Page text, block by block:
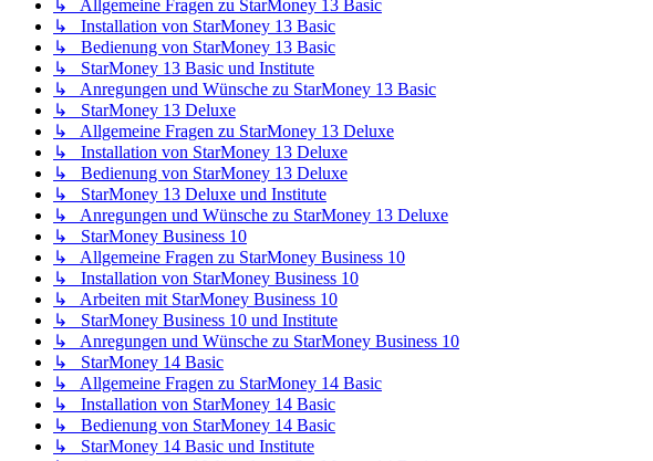
↳ Allgemeine Fragen zu StarMoney 13 Basic
↳ Installation von StarMoney 13 Basic
↳ Bedienung von StarMoney 13 Basic
↳ StarMoney 13 Basic und Institute
↳ Anregungen und Wünsche zu StarMoney 13 Basic
↳ StarMoney 13 Deluxe
↳ Allgemeine Fragen zu StarMoney 13 Deluxe
↳ Installation von StarMoney 13 Deluxe
↳ Bedienung von StarMoney 13 Deluxe
↳ StarMoney 13 Deluxe und Institute
↳ Anregungen und Wünsche zu StarMoney 13 Deluxe
↳ StarMoney Business 10
↳ Allgemeine Fragen zu StarMoney Business 10
↳ Installation von StarMoney Business 10
↳ Arbeiten mit StarMoney Business 10
↳ StarMoney Business 10 und Institute
↳ Anregungen und Wünsche zu StarMoney Business 10
↳ StarMoney 14 Basic
↳ Allgemeine Fragen zu StarMoney 14 Basic
↳ Installation von StarMoney 14 Basic
↳ Bedienung von StarMoney 14 Basic
↳ StarMoney 14 Basic und Institute